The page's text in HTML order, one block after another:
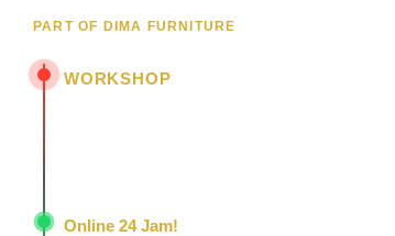
PART OF DIMA FURNITURE
WORKSHOP
Online 24 Jam!